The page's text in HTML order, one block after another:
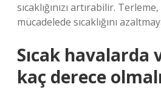
sıcaklığınızı artırabilir.
mücadelede sıcaklığını
Sıcak havalarda
kaç derece